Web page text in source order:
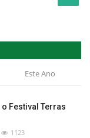
Este Ano
Festival Terras
1123